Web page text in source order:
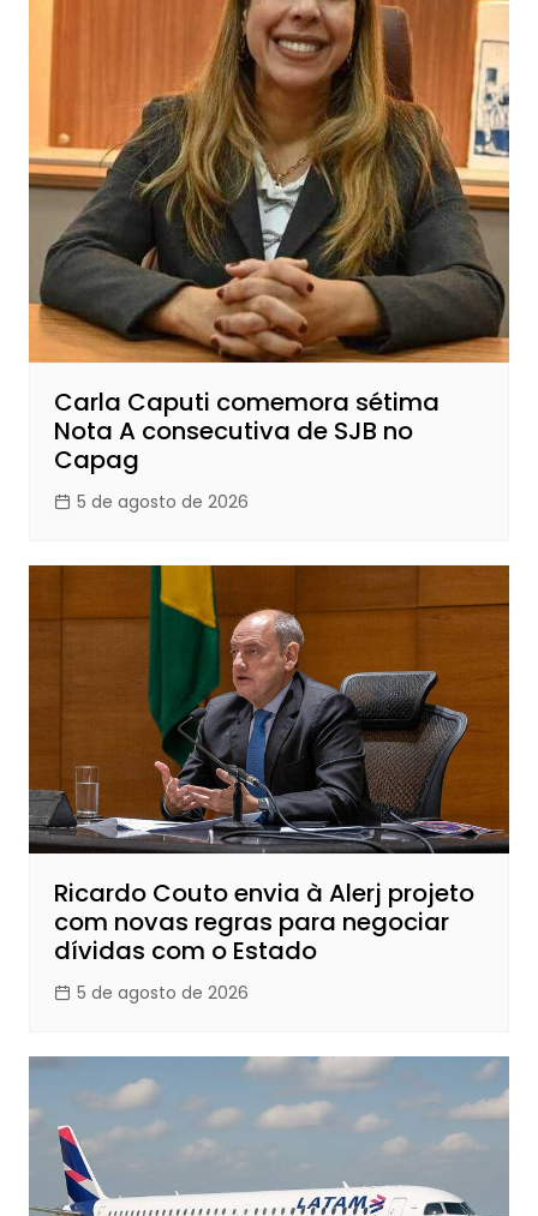
Carla Caputi comemora sétima
Nota A consecutiva de SJB no
Capag
5 de agosto de 2026
Ricardo Couto envia à Alerj projeto
com novas regras para negociar
dívidas com o Estado
5 de agosto de 2026